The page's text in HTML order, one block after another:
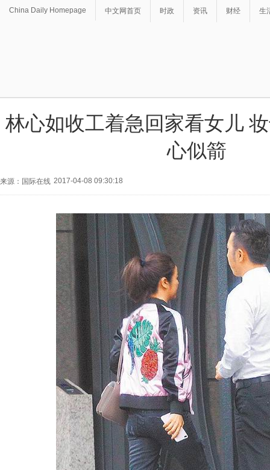
China Daily Homepage 中文网首页 时政 资讯 财经 生
林心如收工着急回家看女儿
心似箭
来源：国际在线 2017-04-08 09:30:18